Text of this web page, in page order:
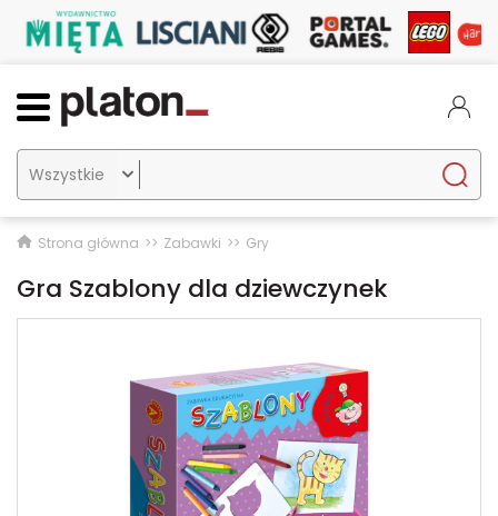

Strona główna Zabawki Gry
Gra Szablony dla dziewczynek